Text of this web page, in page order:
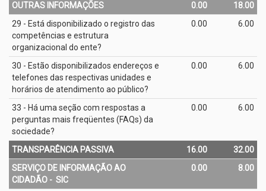
OUTRAS INFORMAÇÕES 0.00
18.00
29 - Está disponibilizado o registro das
competências e estrutura
organizacional do ente?
0.00 6.00
30 - Estão disponibilizados endereços e
telefones das respectivas unidades e
horários de atendimento ao público?
0.00 6.00
33 - Há uma seção com respostas a
perguntas mais freqüentes (FAQs) da
sociedade?
0.00 6.00
TRANSPARÊNCIA PASSIVA 16.00
32.00
SERVIÇO DE INFORMAÇÃO AO
CIDADÃO - ­ SIC
0.00 8.00